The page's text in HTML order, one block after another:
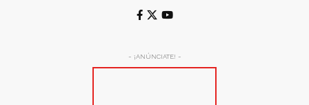
- ¡ANÚNCIATE! -